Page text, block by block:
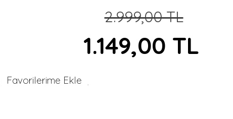
2.999,00 TL
1.149,00 TL